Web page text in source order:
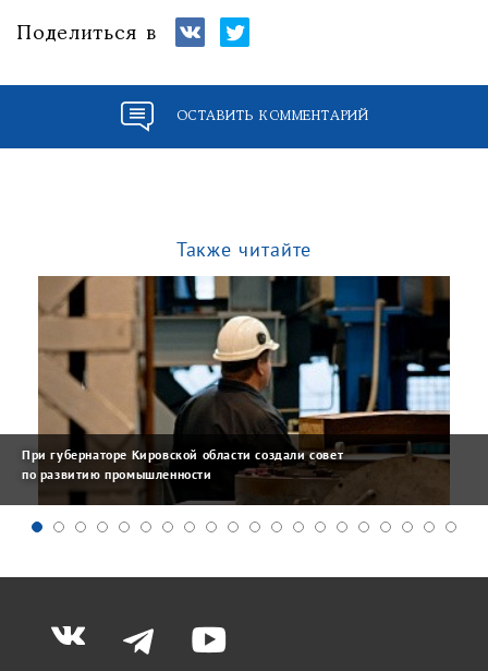
Поделиться в
ОСТАВИТЬ КОММЕНТАРИЙ
Также читайте
При губернаторе Кировской области создали совет
по развитию промышленности